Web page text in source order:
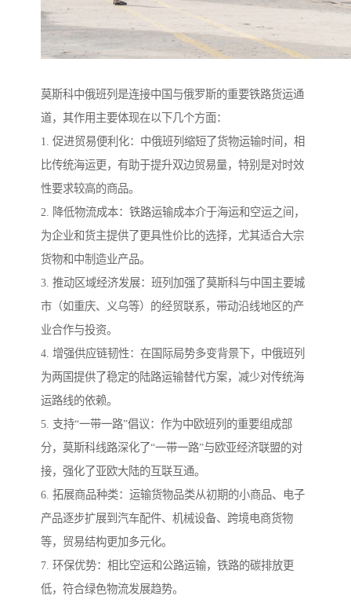
莫斯科中俄班列是连接中国与俄罗斯的重要铁路货运通
道，其作用主要体现在以下几个方面：
1. 促进贸易便利化：中俄班列缩短了货物运输时间，相
比传统海运更，有助于提升双边贸易量，特别是对时效
性要求较高的商品。
2. 降低物流成本：铁路运输成本介于海运和空运之间，
为企业和货主提供了更具性价比的选择，尤其适合大宗
货物和中制造业产品。
3. 推动区域经济发展：班列加强了莫斯科与中国主要城
市（如重庆、义乌等）的经贸联系，带动沿线地区的产
业合作与投资。
4. 增强供应链韧性：在国际局势多变背景下，中俄班列
为两国提供了稳定的陆路运输替代方案，减少对传统海
运路线的依赖。
5. 支持“一带一路”倡议：作为中欧班列的重要组成部
分，莫斯科线路深化了“一带一路”与欧亚经济联盟的对
接，强化了亚欧大陆的互联互通。
6. 拓展商品种类：运输货物品类从初期的小商品、电子
产品逐步扩展到汽车配件、机械设备、跨境电商货物
等，贸易结构更加多元化。
7. 环保优势：相比空运和公路运输，铁路的碳排放更
低，符合绿色物流发展趋势。